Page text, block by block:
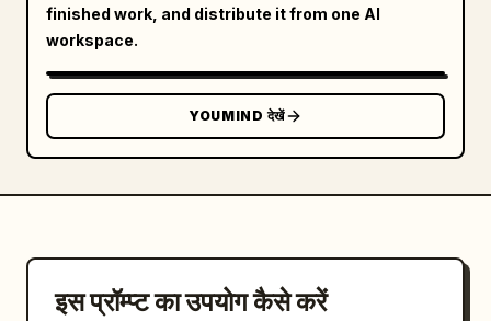
finished work, and distribute it from one AI
workspace.
YOUMIND देखें
इस प्रॉम्प्ट का उपयोग कैसे करें